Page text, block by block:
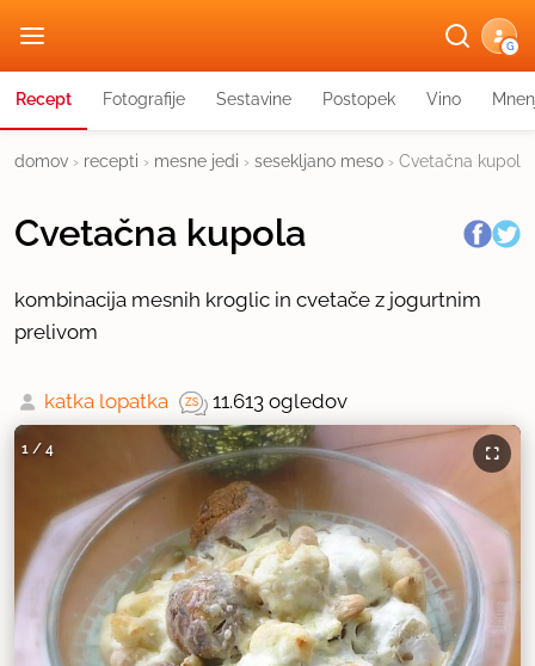
G
Recept Fotografije Sestavine Postopek Vino
domov › recepti › mesne jedi › sesekljano meso › Cvetačna kupola
Cvetačna kupola
kombinacija mesnih kroglic in cvetače z jogurtnim
prelivom
katka lopatka 11.613 ogledov
1 / 4